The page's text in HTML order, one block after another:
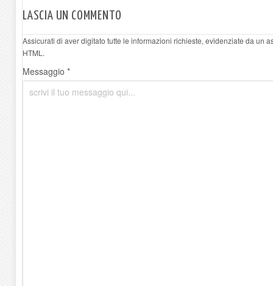
LASCIA UN COMMENTO
Assicurati di aver digitato tutte le informazioni richieste, evidenziate da un
HTML.
Messaggio *